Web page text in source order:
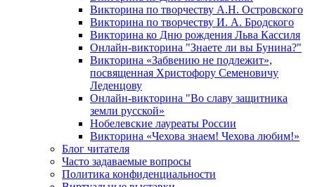
Викторина по творчеству А.Н. Островского
Викторина по творчеству И. А. Бродского
Викторина ко Дню рождения Льва Кассиля
Онлайн-викторина "Знаете ли вы Бунина?"
Викторина «Забвению не подлежит»,
посвященная Христофору Семеновичу
Леденцову
Онлайн-викторина "Во славу защитника
земли русской»
Нобелевские лауреаты России
Викторина «Чехова знаем! Чехова любим!»
Блог читателя
Часто задаваемые вопросы
Политика конфиденциальности